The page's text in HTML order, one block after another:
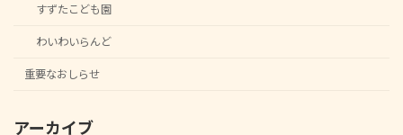
すずたこども園
わいわいらんど
重要なおしらせ
アーカイブ